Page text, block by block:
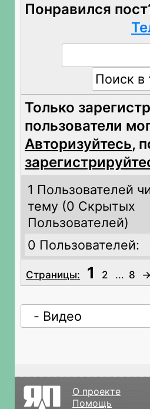
Понравился
Только
пользователи
Авторизуйтесь,
1 Пользователей
тему (0 Скрытых
Пользователей)
0 Пользователей:
Страницы: 1 2 ... 8 →
О проекте
Помощь